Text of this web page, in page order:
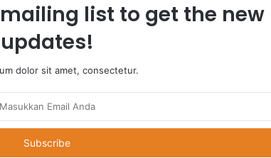
list to get the new
updates!
dolor sit amet, consectetur.